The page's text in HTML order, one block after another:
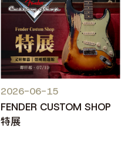
2026-06-15
FENDER CUSTOM SHOP
特展